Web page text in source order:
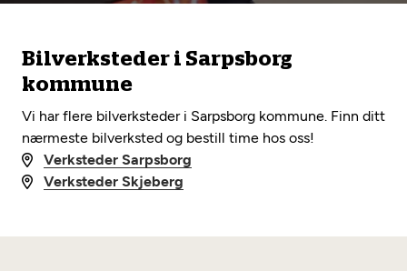
Mekonomen Bilkonto
Les mer
Nybilgaranti og fabrikkgaranti
Bilverksteder i Sarpsborg
kommune
Vi har flere bilverksteder i Sarpsborg kommune. Finn ditt
nærmeste bilverksted og bestill time hos oss!
Verksteder Sarpsborg
Verksteder Skjeberg